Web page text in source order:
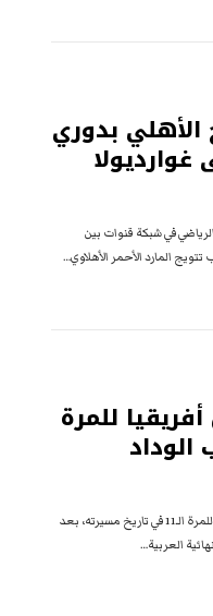
الأهلي بدوري
غوارديولا
في شبكة قنوات بين
المارد الأحمر الأهلاوي…
للمرة
الوداد
وطن- تُوج فريق الأهلي المصري بلقب دوري أبطال أفريقيا للمرة الـ11 في تاريخ مسيرته، بعد